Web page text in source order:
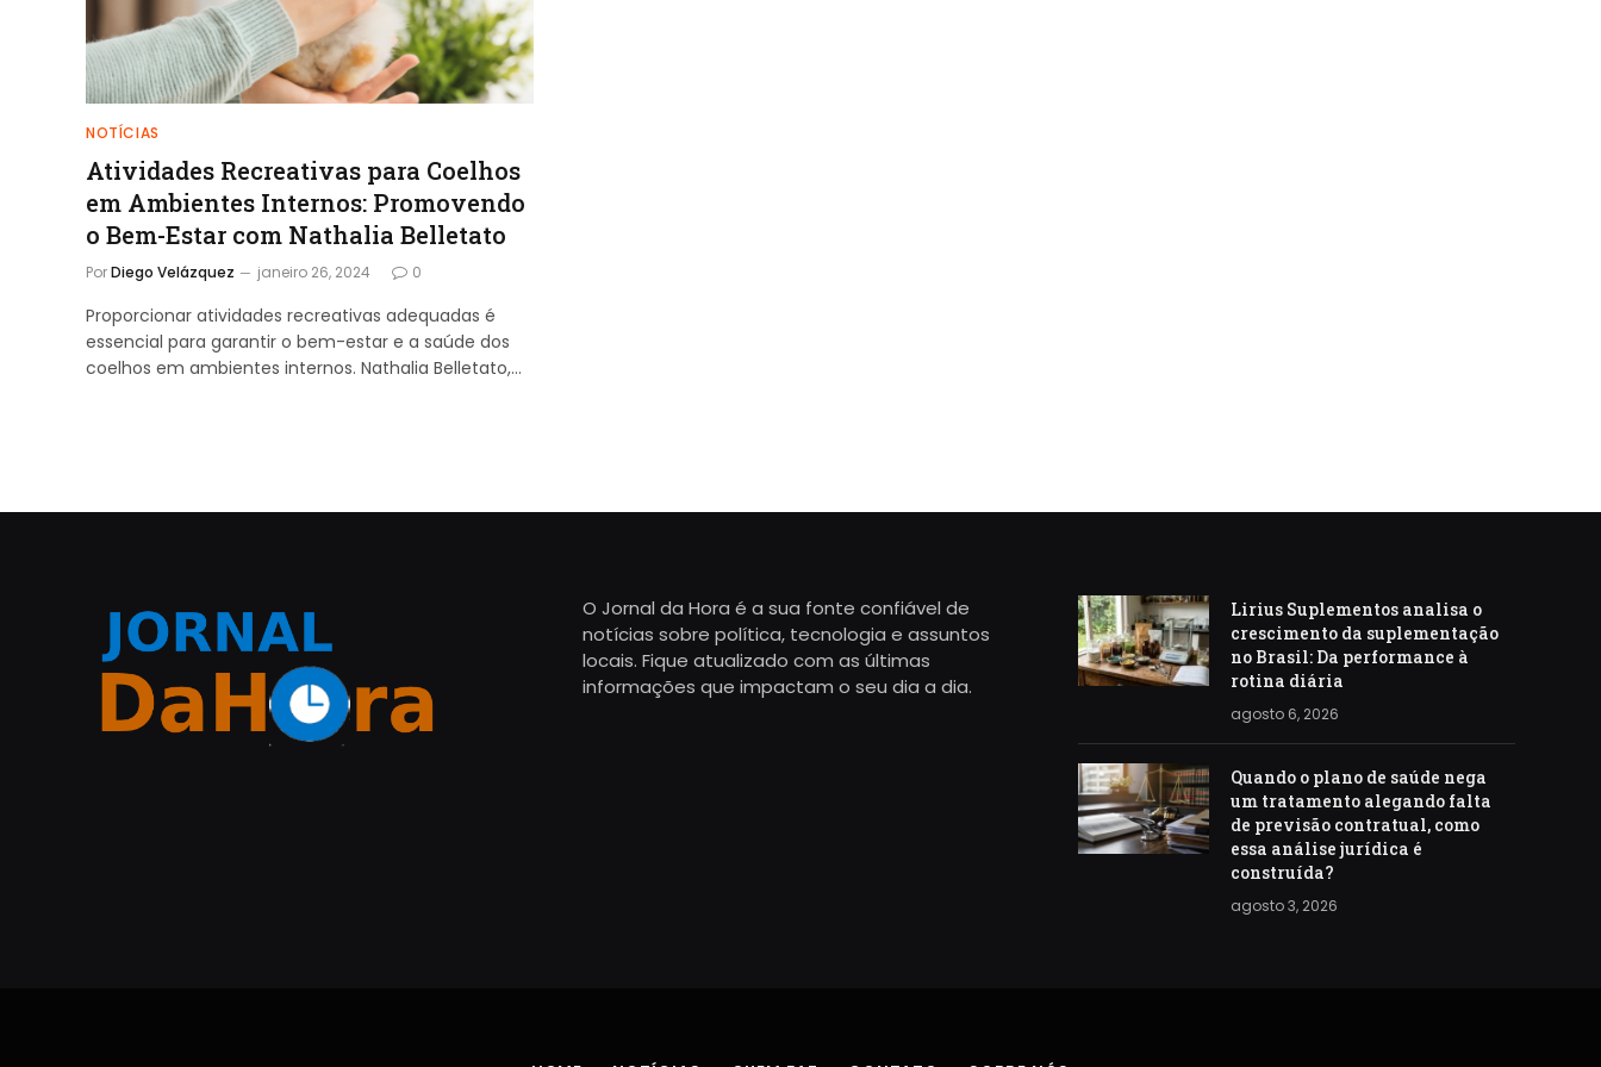
NOTÍCIAS
Atividades Recreativas para Coelhos
em Ambientes Internos: Promovendo
o Bem-Estar com Nathalia Belletato
PorDiego Velázquez janeiro 26, 2024 0
Proporcionar atividades recreativas adequadas é
essencial para garantir o bem-estar e a saúde dos
coelhos em ambientes internos. Nathalia Belletato,…
O Jornal da Hora é a sua fonte confiável de
notícias sobre política, tecnologia e assuntos
locais. Fique atualizado com as últimas
informações que impactam o seu dia a dia.
Lirius Suplementos analisa o
crescimento da suplementação
no Brasil: Da performance à
rotina diária
agosto 6, 2026
Quando o plano de saúde nega
um tratamento alegando falta
de previsão contratual, como
essa análise jurídica é
construída?
agosto 3, 2026